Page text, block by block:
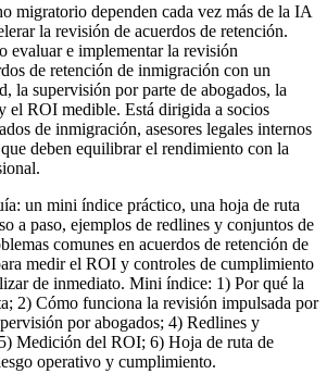
migratorio dependen cada vez más de la IA
la revisión de acuerdos de retención.
evaluar e implementar la revisión
de retención de inmigración con un
la supervisión por parte de abogados, la
el ROI medible. Está dirigida a socios
de inmigración, asesores legales internos
deben equilibrar el rendimiento con la
un mini índice práctico, una hoja de ruta
a paso, ejemplos de redlines y conjuntos de
comunes en acuerdos de retención de
medir el ROI y controles de cumplimiento
de inmediato. Mini índice: 1) Por qué la
2) Cómo funciona la revisión impulsada por
por abogados; 4) Redlines y
Medición del ROI; 6) Hoja de ruta de
operativo y cumplimiento.